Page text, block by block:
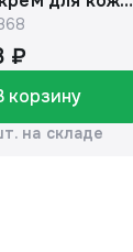
для рук,
лосьон для
₽
корзину
на складе